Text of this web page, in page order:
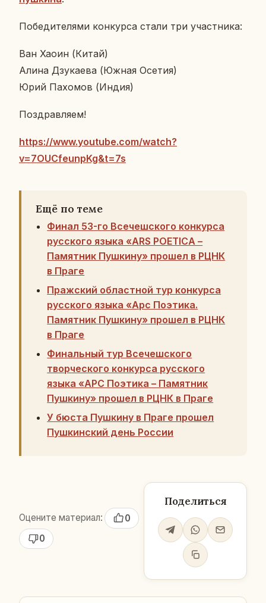
По­бе­ди­те­ля­ми кон­кур­са стали три участ­ни­ка:
Ван Хаоин (Китай)
Алина Дзу­ка­е­ва (Южная Осетия)
Юрий Па­хо­мов (Индия)
По­здрав­ля­ем!
https://www.youtube.com/watch?
v=7OUCfeunpKg&t=7s
Ещё по теме
Финал 53-го Всечешского конкурса
русского языка «ARS POETICA –
Памятник Пушкину» прошел в РЦНК
в Праге
Пражский областной тур конкурса
русского языка «Арс Поэтика.
Памятник Пушкину» прошел в РЦНК
в Праге
Финальный тур Всечешского
творческого конкурса русского
языка «АРС Поэтика – Памятник
Пушкину» прошел в РЦНК в Праге
У бюста Пушкину в Праге прошел
Пушкинский день России
Оцените материал:
0
0
Поделиться